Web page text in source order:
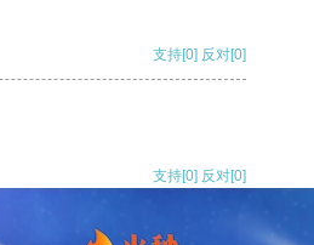
支持[0] 反对[0]
支持[0] 反对[0]